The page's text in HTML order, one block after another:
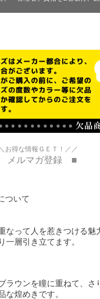
お得な情報ＧＥＴ！／／
メルマガ登録 ■
ついて
なって人を惹きつける魅
一層引き立てます。
ラウンを瞳に重ねて、さ
な煌めきです。